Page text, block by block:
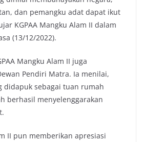
dan pemangku adat dapat ikut
KGPAA Mangku Alam II dalam
(13/12/2022).
Mangku Alam II juga
Pendiri Matra. Ia menilai,
didapuk sebagai tuan rumah
berhasil menyelenggarakan
II pun memberikan apresiasi